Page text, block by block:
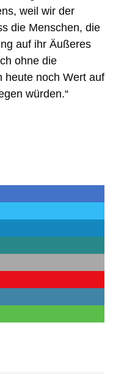
weil wir der
die Menschen, die
auf ihr Äußeres
ohne die
heute noch Wert auf
würden.“